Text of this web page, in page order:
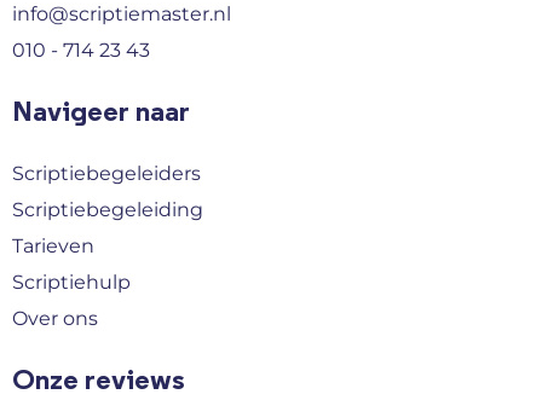
info@scriptiemaster.nl
010 - 714 23 43
Navigeer naar
Scriptiebegeleiders
Scriptiebegeleiding
Tarieven
Scriptiehulp
Over ons
Onze reviews